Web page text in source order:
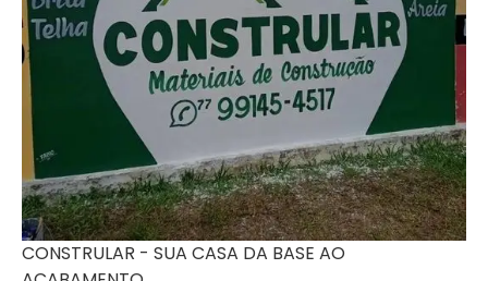
CONSTRULAR - SUA CASA DA BASE AO